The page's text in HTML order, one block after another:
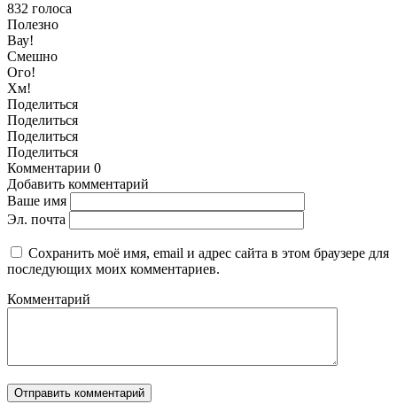
832 голоса
Полезно
Вау!
Смешно
Ого!
Хм!
Поделиться
Поделиться
Поделиться
Поделиться
Комментарии 0
Добавить комментарий
Ваше имя
Эл. почта
Сохранить моё имя, email и адрес сайта в этом браузере для
последующих моих комментариев.
Комментарий